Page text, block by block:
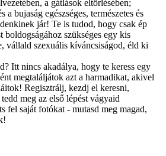
a gátlások eltörlésében;
a bujaság egészséges, természetes és
jár! Te is tudod, hogy csak ép
boldogságához szükséges egy kis
vállald szexuális kíváncsiságod, éld ki
Itt nincs akadálya, hogy te keress egy
megtaláljátok azt a harmadikat, akivel
Regisztrálj, kezdj el keresni,
meg az első lépést vágyaid
fel saját fotókat - mutasd meg magad,